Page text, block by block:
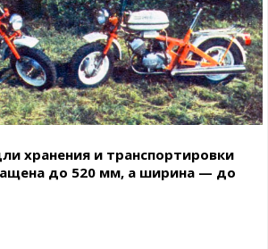
хранения и транспортировки
до 520 мм, а ширина — до